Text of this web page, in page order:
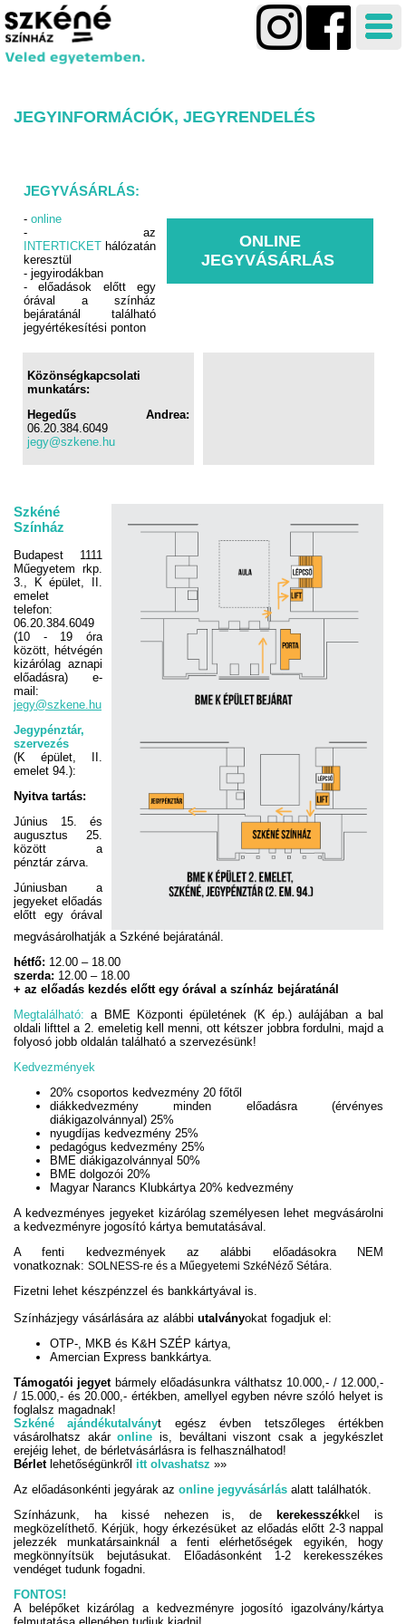
JEGYINFORMÁCIÓK, JEGYRENDELÉS
JEGYVÁSÁRLÁS:
- online
- az
INTERTICKET hálózatán
keresztül
- jegyirodákban
- előadások előtt egy
órával a színház
bejáratánál található
jegyértékesítési ponton
ONLINE
JEGYVÁSÁRLÁS
Közönségkapcsolati
munkatárs:
Hegedűs Andrea:
06.20.384.6049
jegy@szkene.hu
Szkéné
Színház
Budapest 1111
Műegyetem rkp.
3., K épület, II.
emelet
telefon:
06.20.384.6049
(10 - 19 óra
között, hétvégén
kizárólag aznapi
előadásra) e-
mail:
jegy@szkene.hu
Jegypénztár,
szervezés
(K épület, II.
emelet 94.):
Nyitva tartás:
Június 15. és
augusztus 25.
között a
pénztár zárva.
Júniusban a
jegyeket előadás
előtt egy órával
megvásárolhatják a Szkéné bejáratánál.
hétfő: 12.00 – 18.00
szerda: 12.00 – 18.00
+ az előadás kezdés előtt egy órával a színház bejáratánál
Megtalálható: a BME Központi épületének (K ép.) aulájában a bal
oldali lifttel a 2. emeletig kell menni, ott kétszer jobbra fordulni, majd a
folyosó jobb oldalán található a szervezésünk!
Kedvezmények
20% csoportos kedvezmény 20 főtől
diákkedvezmény minden előadásra (érvényes
diákigazolvánnyal) 25%
nyugdíjas kedvezmény 25%
pedagógus kedvezmény 25%
BME diákigazolvánnyal 50%
BME dolgozói 20%
Magyar Narancs Klubkártya 20% kedvezmény
A kedvezményes jegyeket kizárólag személyesen lehet megvásárolni
a kedvezményre jogosító kártya bemutatásával.
A fenti kedvezmények az alábbi előadásokra NEM
vonatkoznak: SOLNESS-re és a Műegyetemi SzkéNéző Sétára.
Fizetni lehet készpénzzel és bankkártyával is.
Színházjegy vásárlására az alábbi utalványokat fogadjuk el:
OTP-, MKB és K&H SZÉP kártya,
Amercian Express bankkártya.
Támogatói jegyet bármely előadásunkra válthatsz 10.000,- / 12.000,-
/ 15.000,- és 20.000,- értékben, amellyel egyben névre szóló helyet is
foglalsz magadnak!
Szkéné ajándékutalványt egész évben tetszőleges értékben
vásárolhatsz akáronline is, beváltani viszont csak a jegykészlet
erejéig lehet, de bérletvásárlásra is felhasználhatod!
Bérletlehetőségünkről itt olvashatsz »»
Az előadásonkénti jegyárak az online jegyvásárlás alatt találhatók.
Színházunk, ha kissé nehezen is, de
kerekesszékkel is
megközelíthető. Kérjük, hogy érkezésüket az előadás előtt 2-3 nappal
jelezzék munkatársainknál a fenti elérhetőségek egyikén, hogy
megkönnyítsük bejutásukat. Előadásonként 1-2 kerekesszékes
vendéget tudunk fogadni.
FONTOS!
A belépőket kizárólag a kedvezményre jogosító igazolvány/kártya